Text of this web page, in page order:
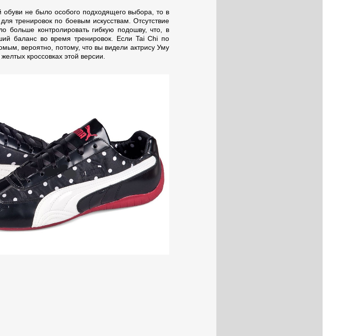
обуви не было особого подходящего выбора, то в
тренировок по боевым искусствам. Отсутствие
больше контролировать гибкую подошву, что, в
баланс во время тренировок. Если Tai Chi по
вероятно, потому, что вы видели актрису Уму
кроссовках этой версии.